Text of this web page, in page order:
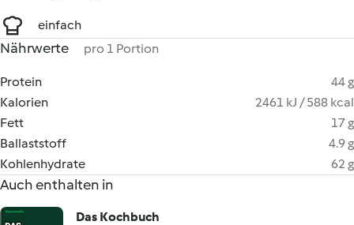
einfach
Nährwerte pro 1 Portion
Protein
44 g
Kalorien
2461 kJ / 588 kcal
Fett
17 g
Ballaststoff
4.9 g
Kohlenhydrate
62 g
Auch enthalten in
Das Kochbuch